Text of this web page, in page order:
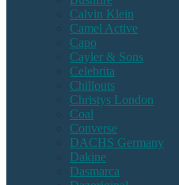
Calvin Klein
Camel Active
Capo
Cayler & Sons
Celebrita
Chillouts
Christys London
Coal
Converse
DACHS Germany
Dakine
Dasmarca